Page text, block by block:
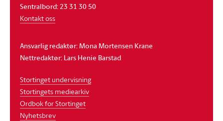
Sentralbord: 23 31 30 50
Kontakt oss
Ansvarlig redaktør: Mona Mortensen Krane
Nettredaktør: Lars Henie Barstad
Stortinget undervisning
Stortingets mediearkiv
Ordbok for Stortinget
Nyhetsbrev